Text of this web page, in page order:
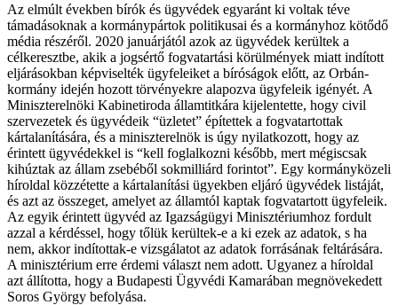
Az elmúlt években bírók és ügyvédek egyaránt ki voltak téve
támadásoknak a kormánypártok politikusai és a kormányhoz kötődő
média részéről. 2020 januárjától azok az ügyvédek kerültek a
célkeresztbe, akik a jogsértő fogvatartási körülmények miatt indított
eljárásokban képviselték ügyfeleiket a bíróságok előtt, az Orbán-
kormány idején hozott törvényekre alapozva ügyfeleik igényét. A
Miniszterelnöki Kabinetiroda államtitkára kijelentette, hogy civil
szervezetek és ügyvédeik “üzletet” építettek a fogvatartottak
kártalanítására, és a miniszterelnök is úgy nyilatkozott, hogy az
érintett ügyvédekkel is “kell foglalkozni később, mert mégiscsak
kihúztak az állam zsebéből sokmilliárd forintot”. Egy kormányközeli
híroldal közzétette a kártalanítási ügyekben eljáró ügyvédek listáját,
és azt az összeget, amelyet az államtól kaptak fogvatartott ügyfeleik.
Az egyik érintett ügyvéd az Igazságügyi Minisztériumhoz fordult
azzal a kérdéssel, hogy tőlük kerültek-e a ki ezek az adatok, s ha
nem, akkor indítottak-e vizsgálatot az adatok forrásának feltárására.
A minisztérium erre érdemi választ nem adott. Ugyanez a híroldal
azt állította, hogy a Budapesti Ügyvédi Kamarában megnövekedett
Soros György befolyása.